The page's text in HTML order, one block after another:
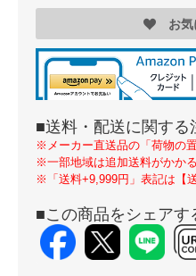
お
■送料・配送に関する
※メーカー直送品の「荷物の
※一部地域は追加送料がかか
※「送料+9,999円」表記は【
■この商品をシェアす